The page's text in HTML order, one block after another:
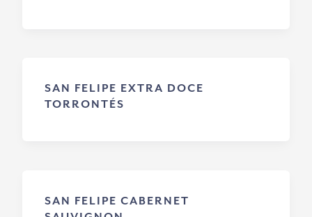
SAN FELIPE EXTRA DOCE
TORRONTÉS
SAN FELIPE CABERNET